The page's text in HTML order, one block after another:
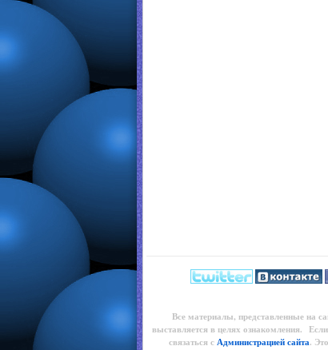
Все материалы, представленные на
выставляется в целях ознакомления.
связаться сАдминистрацией сайта.